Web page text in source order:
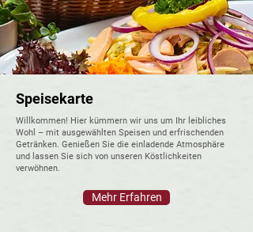
Speisekarte
Willkommen! Hier kümmern wir uns um Ihr leibliches
Wohl – mit ausgewählten Speisen und erfrischenden
Getränken. Genießen Sie die einladende Atmosphäre
und lassen Sie sich von unseren Köstlichkeiten
verwöhnen.
Mehr Erfahren